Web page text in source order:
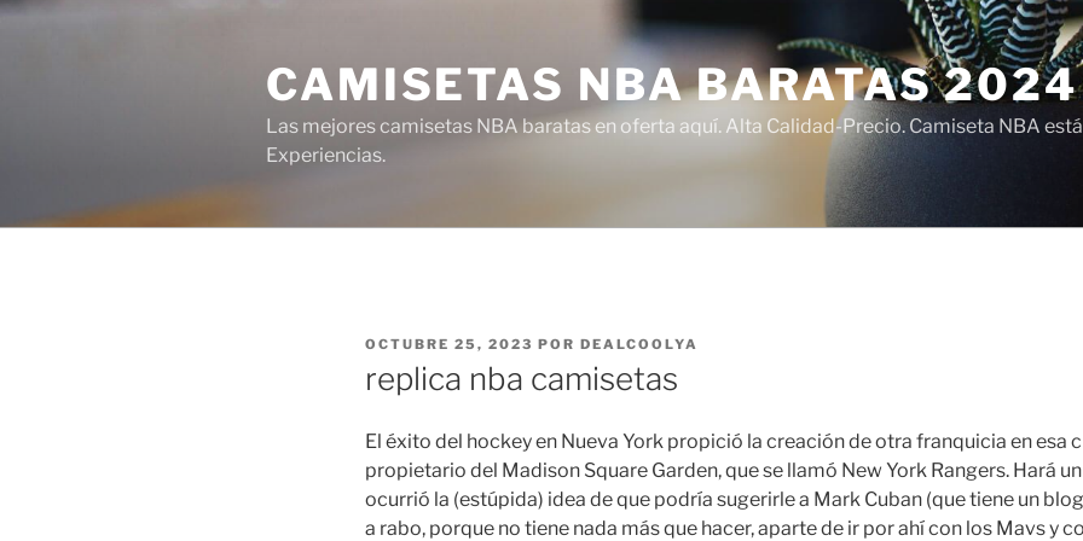
Saltar
CAMISETAS NBA BARATAS
Las mejores camisetas NBA baratas en oferta aquí. Alta Calidad-Precio. Camiseta NBA
Experiencias.
PUBLICADO
OCTUBRE 25, 2023 POR DEALCOOLYA
replica nba camisetas
El éxito del hockey en Nueva York propició la creación de otra franquicia en esa
propietario del Madison Square Garden, que se llamó New York Rangers. Hará
ocurrió la (estúpida) idea de que podría sugerirle a Mark Cuban (que tiene un
a rabo, porque no tiene nada más que hacer, aparte de ir por ahí con los Mavs y